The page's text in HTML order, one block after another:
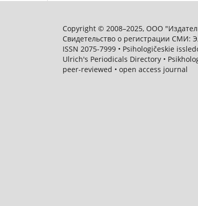
Copyright © 2008–2025, ООО
Свидетельство о регистрации СМИ:
ISSN 2075-7999 • Psihologičeskie
Ulrich's Periodicals Directory •
peer-reviewed • open access journal